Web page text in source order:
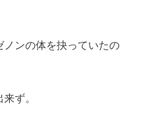
ンの体を抉っていたの
ず。